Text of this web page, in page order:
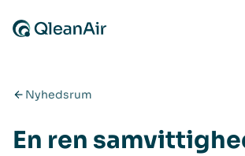
Nyhedsrum
En ren